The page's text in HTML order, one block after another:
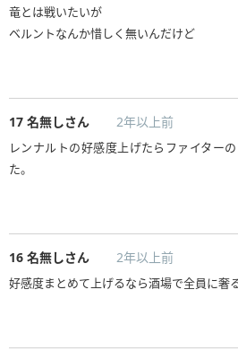
竜とは戦いたいが
ベルントなんか惜しく無いんだけど
17 名無しさん 2年以上前
レンナルトの好感度上げたらファイター
た。
16 名無しさん 2年以上前
好感度まとめて上げるなら酒場で全員に奢